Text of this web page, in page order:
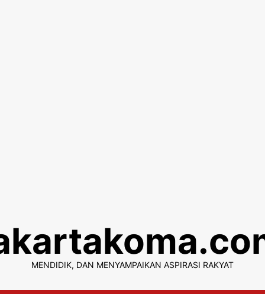
content
MENDIDIK, DAN MENYAMPAIKAN ASPIRASI RAKYAT